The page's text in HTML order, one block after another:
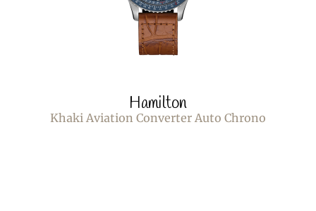
Hamilton
Khaki Aviation Converter Auto Chrono